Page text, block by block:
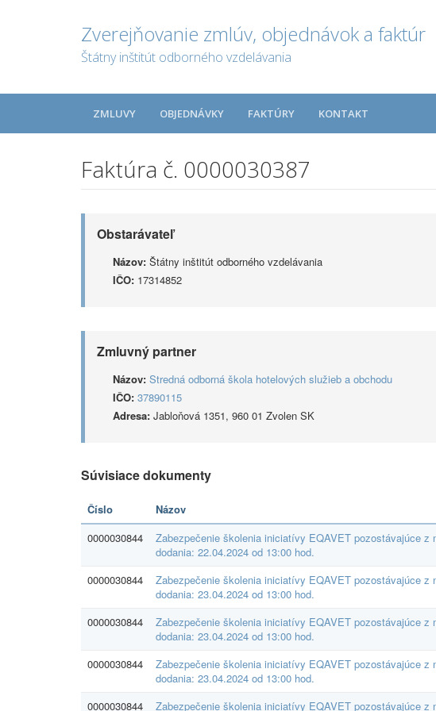
Zverejňovanie zmlúv, objednávok a faktúr
Štátny inštitút odborného vzdelávania
ZMLUVY OBJEDNÁVKY FAKTÚRY KONTAKT
Faktúra č. 0000030387
Obstarávateľ
Názov: Štátny inštitút odborného vzdelávania
IČO: 17314852
Zmluvný partner
Názov: Stredná odborná škola hotelových služieb a obchodu
IČO: 37890115
Adresa: Jabloňová 1351, 960 01 Zvolen SK
Súvisiace dokumenty
Číslo Názov
0000030844
Zabezpečenie školenia iniciatívy EQAVET pozostávajúce z
dodania: 22.04.2024 od 13:00 hod.
0000030844
Zabezpečenie školenia iniciatívy EQAVET pozostávajúce z
dodania: 23.04.2024 od 13:00 hod.
0000030844
Zabezpečenie školenia iniciatívy EQAVET pozostávajúce z
dodania: 23.04.2024 od 13:00 hod.
0000030844
Zabezpečenie školenia iniciatívy EQAVET pozostávajúce z
dodania: 23.04.2024 od 13:00 hod.
0000030844 Zabezpečenie školenia iniciatívy EQAVET pozostávajúce z